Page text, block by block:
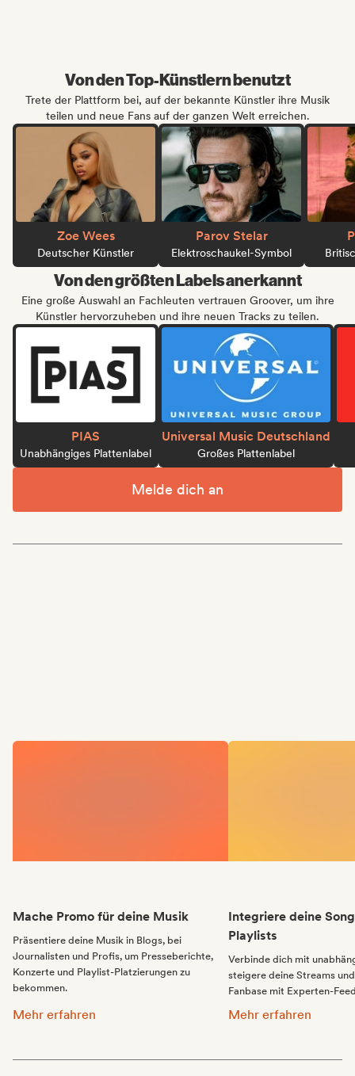
Von den Top-Künstlern benutzt
Trete der Plattform bei, auf der bekannte Künstler ihre Musik
teilen und neue Fans auf der ganzen Welt erreichen.
Zoe Wees
Deutscher Künstler
Parov Stelar
Elektroschaukel-Symbol
Von den größten Labels anerkannt
Eine große Auswahl an Fachleuten vertrauen Groover, um ihre
Künstler hervorzuheben und ihre neuen Tracks zu teilen.
PIAS
Unabhängiges Plattenlabel
Universal Music Deutschland
Großes Plattenlabel
Melde dich an
Mache Promo für deine Musik
Präsentiere deine Musik in Blogs, bei
Journalisten und Profis, um Presseberichte,
Konzerte und Playlist-Platzierungen zu
bekommen.
Mache Promo für deine Musik:
Mehr erfahren
Integriere deine
Playlists
Verbinde dich mit
steigere deine Streams
Fanbase mit Experten-
Integriere deine
Mehr erfahren